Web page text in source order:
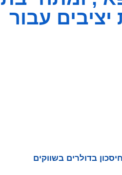
עבור
בדולרים בשווקים